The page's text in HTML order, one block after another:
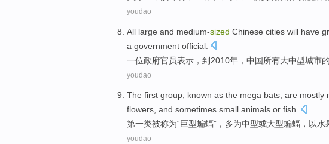
youdao
All large and medium-sized Chinese cities will have
a government official
一位政府官员表示 ， 到2010年， 中国所有大中型城市的
youdao
The first group, known as the mega bats, are mostly
flowers, and sometimes small animals or fish.
第一类被称为“巨型蝙蝠”， 多为中型或大型蝙蝠 ，以水
youdao